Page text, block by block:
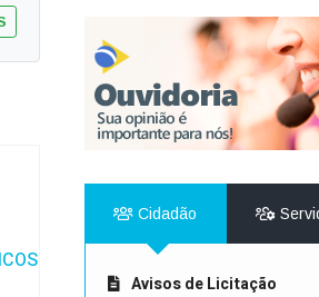
Cidadão
Avisos de Licitação